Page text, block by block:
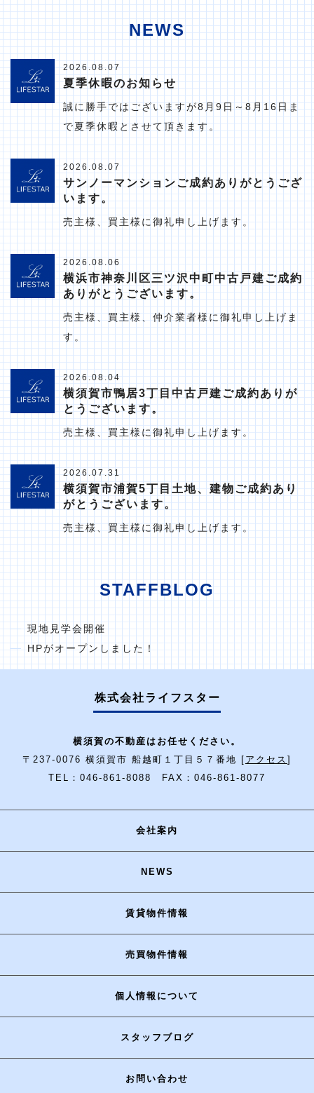
NEWS
2026.08.07
夏季休暇のお知らせ
誠に勝手ではございますが8月9日～8月16日ま
で夏季休暇とさせて頂きます。
2026.08.07
サンノーマンションご成約ありがとうござ
います。
売主様、買主様に御礼申し上げます。
2026.08.06
横浜市神奈川区三ツ沢中町中古戸建ご成約
ありがとうございます。
売主様、買主様、仲介業者様に御礼申し上げま
す。
2026.08.04
横須賀市鴨居3丁目中古戸建ご成約ありが
とうございます。
売主様、買主様に御礼申し上げます。
2026.07.31
横須賀市浦賀5丁目土地、建物ご成約あり
がとうございます。
売主様、買主様に御礼申し上げます。
STAFFBLOG
現地見学会開催
HPがオープンしました！
株式会社ライフスター
横須賀の不動産はお任せください。
〒237-0076 横須賀市 船越町１丁目５７番地 [ アクセス ]
TEL：046-861-8088 FAX：046-861-8077
会社案内
NEWS
賃貸物件情報
売買物件情報
個人情報について
スタッフブログ
お問い合わせ